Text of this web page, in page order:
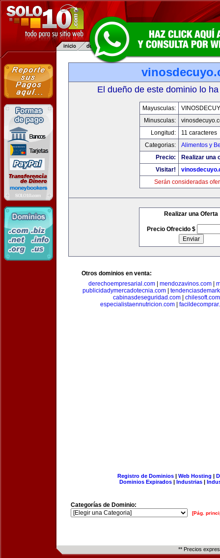
El dueño de este dominio lo
Mayusculas:
Minusculas:
Longitud:
11 caracteres
Categorias:
Alimentos y
Precio:
Realizar una
Visitar!
Serán consideradas
Realizar una Oferta
Precio Ofrecido $
Otros dominios en venta:
derechoempresarial.com
mendozavinos.com
publicidadymercadotecnia.com|
cabinasdeseguridad.com| chilesoft.com
especialistaennutricion.com|
Registro de Dominios| Web Hosting |
Dominios Expirados | Industrias |
Categorías de Dominio:
[Pág.
** Precios